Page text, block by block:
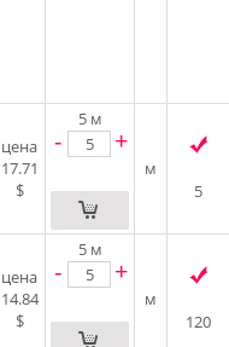
цена
17.71
$
5 м
- +
м
5
цена
14.84
$
5 м
- +
м
120